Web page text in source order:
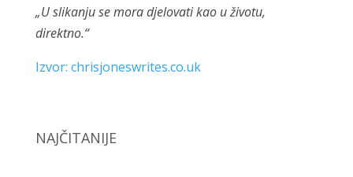
„U slikanju se mora djelovati kao u životu,
direktno.“
Izvor: chrisjoneswrites.co.uk
NAJČITANIJE